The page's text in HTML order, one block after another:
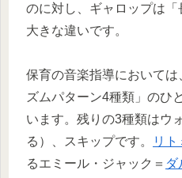
のに対し、ギャロップは
大きな違いです。
保育の音楽指導においては
ズムパターン4種類」のひ
います。残りの3種類はウ
る）、スキップです。
リト
るエミール・ジャック＝ ダ